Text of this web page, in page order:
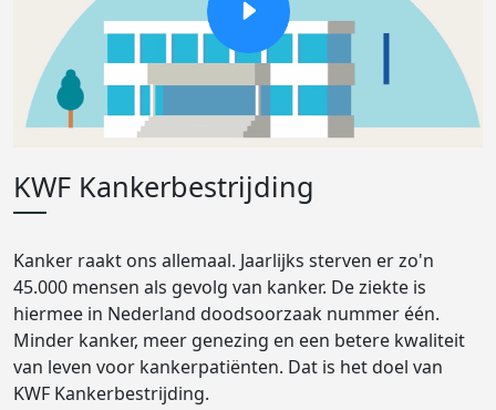
KWF Kankerbestrijding
Kanker raakt ons allemaal. Jaarlijks sterven er zo'n
45.000 mensen als gevolg van kanker. De ziekte is
hiermee in Nederland doodsoorzaak nummer één.
Minder kanker, meer genezing en een betere kwaliteit
van leven voor kankerpatiënten. Dat is het doel van
KWF Kankerbestrijding.